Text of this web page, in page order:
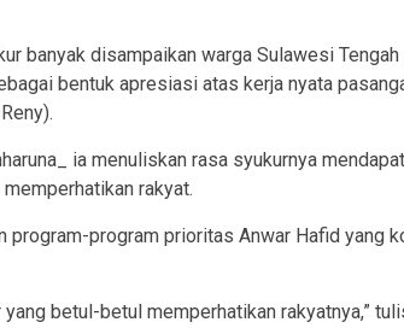
banyak disampaikan warga Sulawesi
bentuk apresiasi atas kerja nyata
ia menuliskan rasa syukurnya mendapat
rakyat.
program-program prioritas Anwar Hafid yang
betul-betul memperhatikan rakyatnya,”